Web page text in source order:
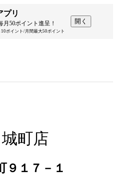
プリ
月50ポイント進呈！
ポイント/月間最大50ポイント
開く
町店
９１７－１
く！
く！